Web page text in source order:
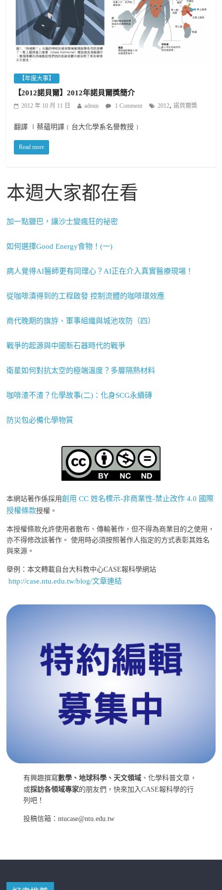
【年度大事】
【2012諾貝爾】2012年諾貝爾獎簡介
2012 年 10 月 11 日 admin 1 Comment 2012,諾貝爾獎
翻譯 ∣蔡蘊明譯﹝台大化學系名譽教授﹞
Read more
本週大家都在看
加一點鹽巴，讓沙士變瘋狂的祕密
如何選擇Good Energy食物！(一)
病人覺得AI醫師更有同理心？AI正在介入真實醫療現場！
從咖啡漬得到的工程啟發 控制流體的咖啡環效應
商代晚期的旗斿、軍事組織與城池攻防（四）
戰爭的起源與中國新石器時代的戰爭
衛星如何對抗太空的極端溫度？多層隔熱材料
咖啡渣不渣？化學故事(二)：化身SCG永續磚
防災包必備化學物質
本網站著作係採用創用 CC 姓名標示-非商業性-禁止改作 4.0 國際
授權條款授權。
本授權條款允許使用者散布、傳輸著作，但不得為商業目的之使用，
亦不得修改該著作。 使用時必須按照著作人指定的方式表彰其姓名
與來源。
舉例：本文轉載自台大科教中心CASE報科學網站
http://case.ntu.edu.tw/blog/文章連結
有興趣撰寫數學、地球科學、天文領域 、化學科普文章，
或採訪各領域專家的朋友們，快來加入CASE報科學的行
列吧！
投稿信箱：ntucase@ntu.edu.tw